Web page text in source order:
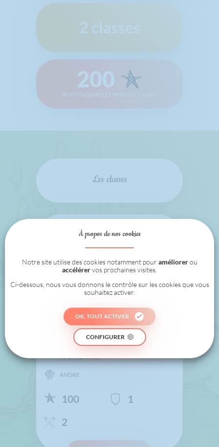
2 classes
200
POINTS CUMULÉS PAR LES CLASSES
Les classes
P6 MARTELANGE
ECOLE FONDAMENTALE AUTONOME DE
MARTELANGE
ANDRE
100
1
2
À propos de nos cookies
Notre site utilise des cookies notamment pour améliorerou
accélérervos prochaines visites.
Ci-dessous, nous vous donnons le contrôle sur les cookies que vous
souhaitez activer.
OK, TOUT ACTIVER
CONFIGURER